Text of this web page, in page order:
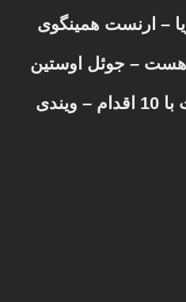
– ارنست همینگوی
هست – جوئل اوستین
کتاب صوتی زندگی مثبت با 10 اقدام – ویندی